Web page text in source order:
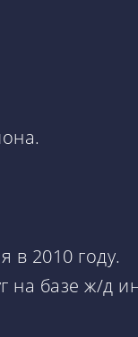
в 2010 году.
на базе ж/д